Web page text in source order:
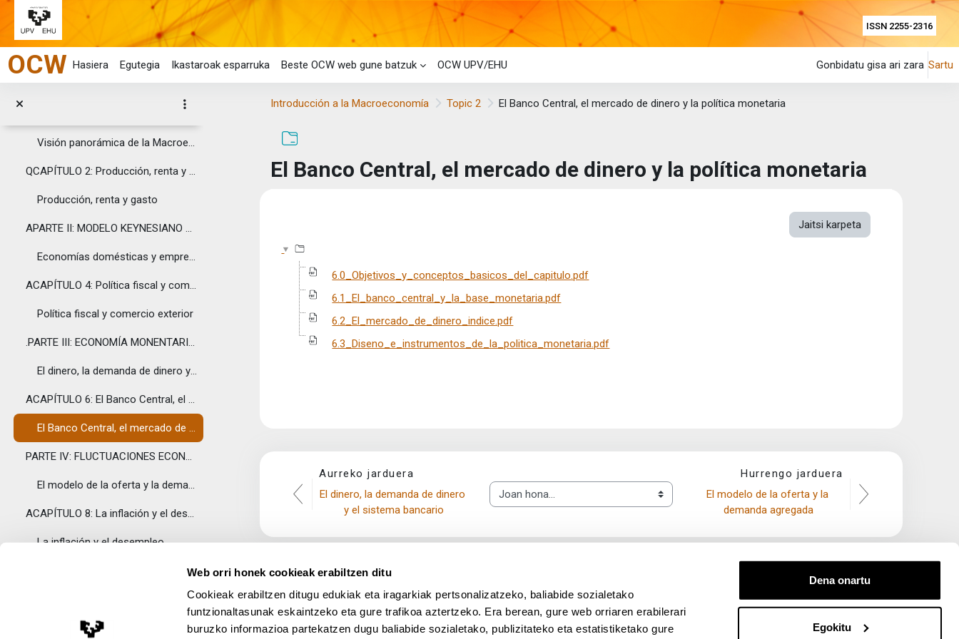
Web orri honek cookieak erabiltzen ditu
Cookieak erabiltzen ditugu edukiak eta iragarkiak pertsonalizatzeko, baliabide sozialetako
funtzionaltasunak eskaintzeko eta gure trafikoa aztertzeko. Era berean, gure web orriaren erabilerari
buruzko informazioa partekatzen dugu baliabide sozialetako, publizitateko eta estatistiketako gure
Dena onartu
Egokitu
ISSN 2255-2316
Joan eduki nagusira zuzenean
OCW Hasiera Egutegia Ikastaroak esparruka Beste OCW web gune batzuk OCW UPV/EHU Gonbidatu gisa ari zara Sartu
5. CRONOGRAMA
6. AGRADECIMIENTOS
Topic 2
Visión panorámica de la Macroeconomía
QCAPÍTULO 2: Producción, renta y gasto
Producción, renta y gasto
APARTE II: MODELO KEYNESIANO SIMPLE.CAPÍTULO 3: Ec...
Economías domésticas y empresas
ACAPÍTULO 4: Política fiscal y comercio exterior
Política fiscal y comercio exterior
.PARTE III: ECONOMÍA MONENTARIA.CAPÍTULO 5: El din...
El dinero, la demanda de dinero y el sistema bancario
ACAPÍTULO 6: El Banco Central, el mercado de diner...
El Banco Central, el mercado de dinero y la política monetaria
PARTE IV: FLUCTUACIONES ECONÓMICAS.CAPÍTULO 7: El ...
El modelo de la oferta y la demanda agregada
ACAPÍTULO 8: La inflación y el desempleo
La inflación y el desempleo
Lecturas recomendadas de los manuales de economía (capítulos)
Libros o ensayos de economía de reciente publicación.
Introducción a la Macroeconomía Topic 2 El Banco Central, el mercado de dinero y la política monetaria
El Banco Central, el mercado de dinero y la política monetaria
Jaitsi karpeta
6.0_Objetivos_y_conceptos_basicos_del_capitulo.pdf
6.1_El_banco_central_y_la_base_monetaria.pdf
6.2_El_mercado_de_dinero_indice.pdf
6.3_Diseno_e_instrumentos_de_la_politica_monetaria.pdf
Aurreko jarduera
El dinero, la demanda de dinero
y el sistema bancario
Joan hona...
Hurrengo jarduera
El modelo de la oferta y la
demanda agregada
Lege Oharra App deskargatu UPV/EHU en Facebook (abre ventana nueva)
UPV/EHU en Twitter (abre ventana nueva)
UPV/EHU en LinkedIn (abre ventana nueva)
UPV/EHU en YouTube (abre ventana nueva)